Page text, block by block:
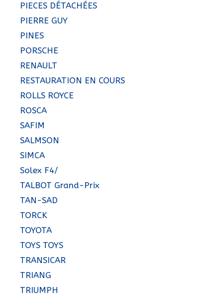
PIECES DÉTACHÉES
PIERRE GUY
PINES
PORSCHE
RENAULT
RESTAURATION EN COURS
ROLLS ROYCE
ROSCA
SAFIM
SALMSON
SIMCA
Solex F4/
TALBOT Grand-Prix
TAN-SAD
TORCK
TOYOTA
TOYS TOYS
TRANSICAR
TRIANG
TRIUMPH